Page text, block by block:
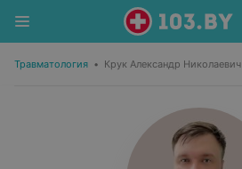
Травматология • Крук Александр Николаевич